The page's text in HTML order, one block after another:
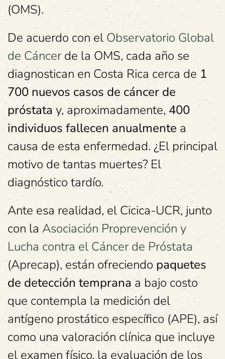
(OMS).
De acuerdo con el Observatorio Global
de Cáncer de la OMS, cada año se
diagnostican en Costa Rica cerca de 1
700 nuevos casos de cáncer de
próstata y, aproximadamente, 400
individuos fallecen anualmente a
causa de esta enfermedad. ¿El principal
motivo de tantas muertes? El
diagnóstico tardío.
Ante esa realidad, el Cicica-UCR, junto
con la Asociación Proprevención y
Lucha contra el Cáncer de Próstata
(Aprecap), están ofreciendo paquetes
de detección temprana a bajo costo
que contempla la medición del
antígeno prostático específico (APE), así
como una valoración clínica que incluye
el examen físico, la evaluación de los